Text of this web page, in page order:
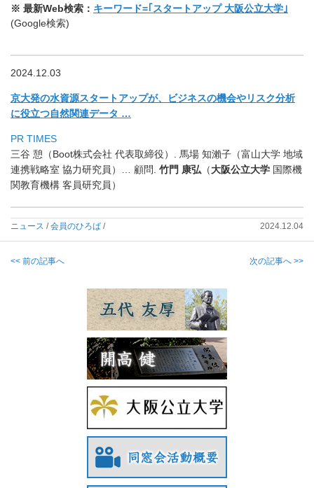
※ 最新Web検索： キーワード=｢スタートアップ 大阪公立大学｣
(Google検索)
2024.12.03
京大発の水資源スタートアップが、
ビジネスの機会やリスク分析
に役立つ自然関連データ …
PR TIMES
三谷 憩（Boot株式会社 代表取締役）. 馬場 知瀨子（富山大学 地域
連携戦略室 協力研究員）… 顧問. 竹門 康弘 （大阪公立大学 国際機
関教育機構 客員研究員）
ニュース /会員のひろば / 2024.12.04
<< 前の記事へ 次の記事へ >>